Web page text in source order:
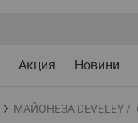
Акция Новини
МАЙОНЕЗА DEVELEY